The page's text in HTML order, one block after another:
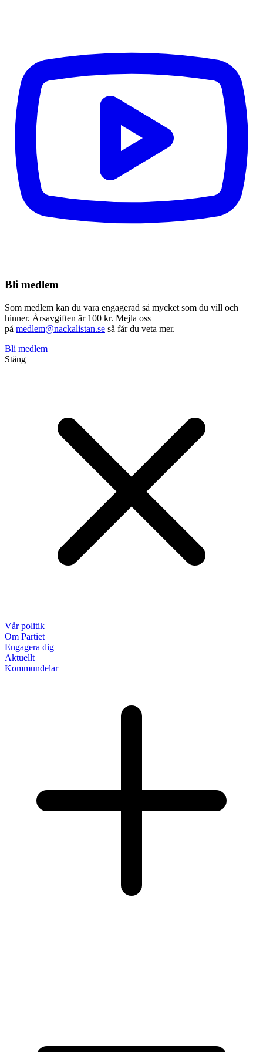
Bli medlem
Som medlem kan du vara engagerad så mycket som du vill och
hinner. Årsavgiften är 100 kr. Mejla oss
på medlem@nackalistan.se så får du veta mer.
Bli medlem
Stäng
Vår politik
Om Partiet
Engagera dig
Aktuellt
Kommundelar